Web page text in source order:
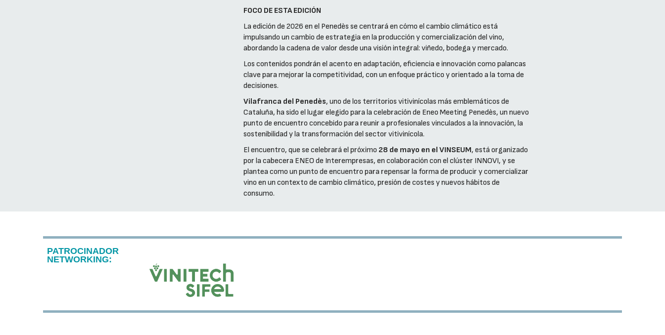
FOCO DE ESTA EDICIÓN
La edición de 2026 en el Penedès se centrará en cómo el cambio climático está
impulsando un cambio de estrategia en la producción y comercialización del vino,
abordando la cadena de valor desde una visión integral: viñedo, bodega y mercado.
Los contenidos pondrán el acento en adaptación, eficiencia e innovación como palancas
clave para mejorar la competitividad, con un enfoque práctico y orientado a la toma de
decisiones.
Vilafranca del Penedès, uno de los territorios vitivinícolas más emblemáticos de
Cataluña, ha sido el lugar elegido para la celebración de Eneo Meeting Penedès, un nuevo
punto de encuentro concebido para reunir a profesionales vinculados a la innovación, la
sostenibilidad y la transformación del sector vitivinícola.
El encuentro, que se celebrará el próximo 28 de mayo en el VINSEUM, está organizado
por la cabecera ENEO de Interempresas, en colaboración con el clúster INNOVI, y se
plantea como un punto de encuentro para repensar la forma de producir y comercializar
vino en un contexto de cambio climático, presión de costes y nuevos hábitos de
consumo.
PATROCINADOR
NETWORKING: